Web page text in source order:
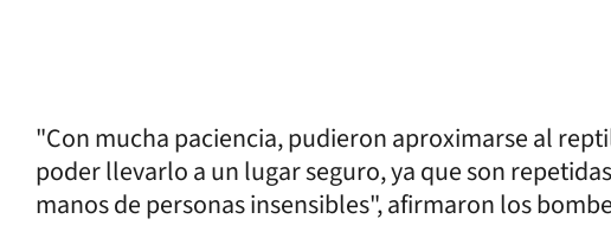
"Con mucha paciencia, pudieron aproximarse al
poder llevarlo a un lugar seguro, ya que son
manos de personas insensibles", afirmaron los